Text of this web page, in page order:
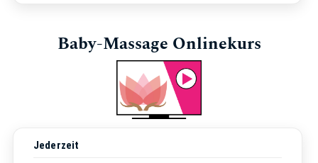
Baby-Massage Onlinekurs
Jederzeit